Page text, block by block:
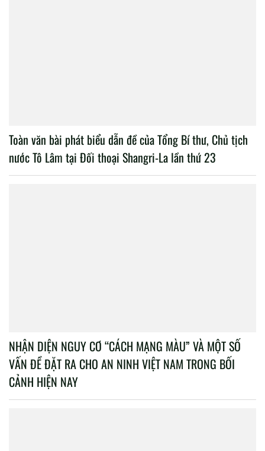
Toàn văn bài phát biểu dẫn đề của Tổng Bí thư, Chủ tịch
nước Tô Lâm tại Đối thoại Shangri-La lần thứ 23
NHẬN DIỆN NGUY CƠ “CÁCH MẠNG MÀU” VÀ MỘT SỐ
VẤN ĐỀ ĐẶT RA CHO AN NINH VIỆT NAM TRONG BỐI
CẢNH HIỆN NAY